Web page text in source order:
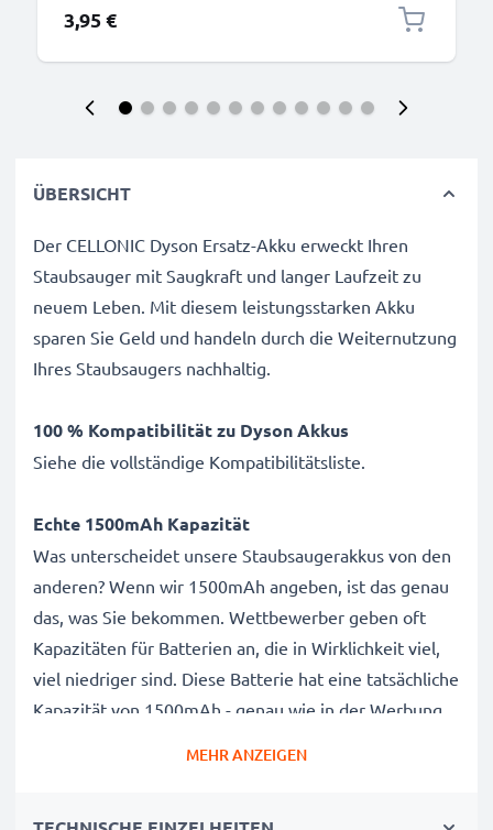
3,95 €
ÜBERSICHT
Der CELLONIC Dyson Ersatz-Akku erweckt Ihren
Staubsauger mit Saugkraft und langer Laufzeit zu
neuem Leben. Mit diesem leistungsstarken Akku
sparen Sie Geld und handeln durch die Weiternutzung
Ihres Staubsaugers nachhaltig.
100 % Kompatibilität zu DysonAkkus
Siehe die vollständige Kompatibilitätsliste.
Echte 1500mAh Kapazität
Was unterscheidet unsere Staubsaugerakkus von den
anderen? Wenn wir 1500mAh angeben, ist das genau
das, was Sie bekommen. Wettbewerber geben oft
Kapazitäten für Batterien an, die in Wirklichkeit viel,
viel niedriger sind. Diese Batterie hat eine tatsächliche
Kapazität von 1500mAh - genau wie in der Werbung
MEHR ANZEIGEN